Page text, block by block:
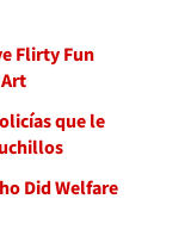
Flirty Fun
que le
Did Welfare